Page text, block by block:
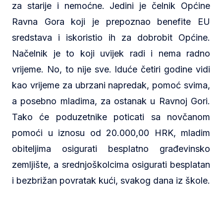
za starije i nemoćne. Jedini je čelnik Općine
Ravna Gora koji je prepoznao benefite EU
sredstava i iskoristio ih za dobrobit Općine.
Načelnik je to koji uvijek radi i nema radno
vrijeme. No, to nije sve. Iduće četiri godine vidi
kao vrijeme za ubrzani napredak, pomoć svima,
a posebno mladima, za ostanak u Ravnoj Gori.
Tako će poduzetnike poticati sa novčanom
pomoći u iznosu od 20.000,00 HRK, mladim
obiteljima osigurati besplatno građevinsko
zemljište, a srednjoškolcima osigurati besplatan
i bezbrižan povratak kući, svakog dana iz škole.